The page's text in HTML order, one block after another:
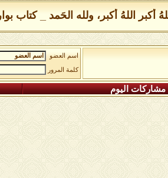
أكبر اللهُ أكبر، ولله الحَمد _
اسم العضو
كلمة المرور
مشاركات اليوم